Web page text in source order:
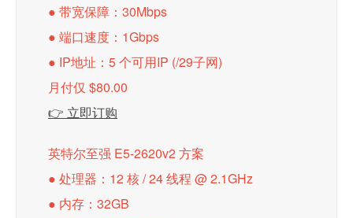
● 带宽保障：30Mbps
● 端口速度：1Gbps
● IP地址：5 个可用IP (/29子网)
月付仅 $80.00
👉 立即订购
英特尔至强 E5-2620v2 方案
● 处理器：12 核 / 24 线程 @ 2.1GHz
● 内存：32GB